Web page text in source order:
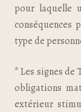
pour laquelle
conséquences
type de
* Les signes
obligations
extérieur